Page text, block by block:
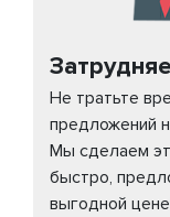
Не тратьте
предложений
Мы сделаем
быстро,
выгодной